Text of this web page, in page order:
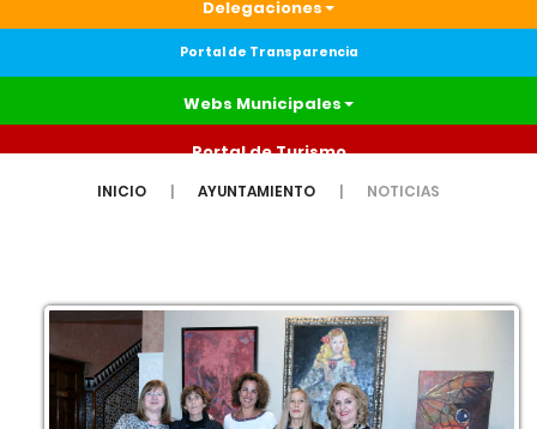
Delegaciones
Portal de Transparencia
Webs Municipales
Portal de Turismo
INICIO AYUNTAMIENTO NOTICIAS